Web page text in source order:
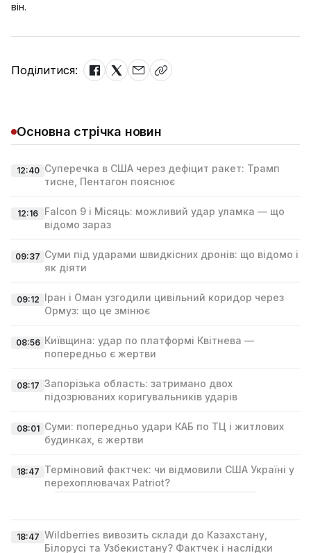
він.
Поділитися:
Основна стрічка новин
12:40 Суперечка в США через дефіцит ракет: Трамп
тисне, Пентагон пояснює
12:16
Falcon 9 і Місяць: можливий удар уламка — що
відомо зараз
09:37 Суми під ударами швидкісних дронів: що відомо і
як діяти
09:12 Іран і Оман узгодили цивільний коридор через
Ормуз: що це змінює
08:56 Київщина: удар по платформі Квітнева —
попередньо є жертви
08:17 Запорізька область: затримано двох
підозрюваних коригувальників ударів
08:01 Суми: попередньо удари КАБ по ТЦ і житлових
будинках, є жертви
18:47 Терміновий фактчек: чи відмовили США Україні у
перехоплювачах Patriot?
18:47 Wildberries вивозить склади до Казахстану,
Білорусі та Узбекистану? Фактчек і наслідки